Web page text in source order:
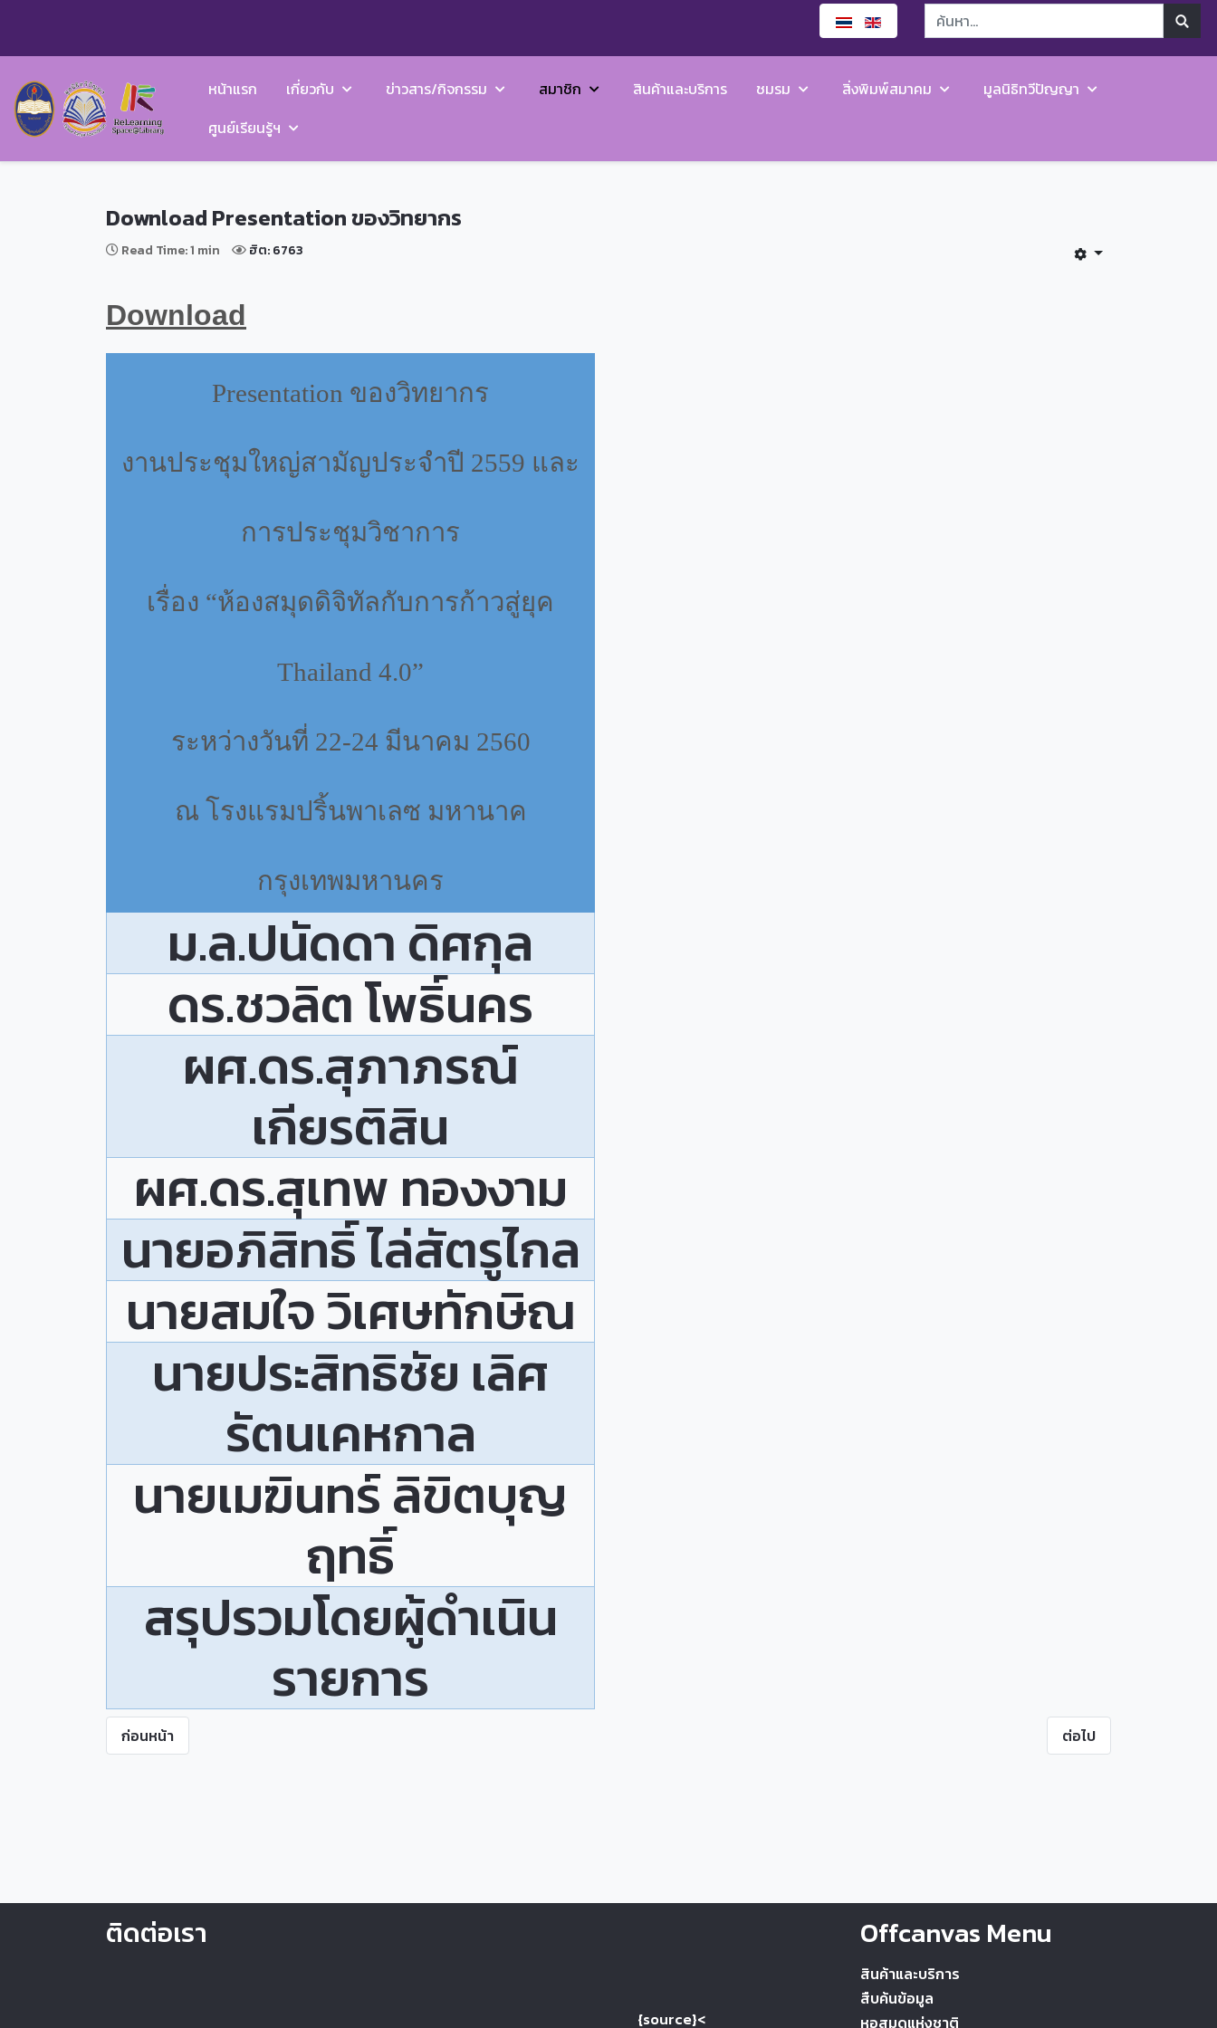
หน้าแรก เกี่ยวกับ ข่าวสาร/กิจกรรม สมาชิก สินค้าและบริการ ชมรม สิ่งพิมพ์สมาคม
มูลนิธิทวีปัญญา
ศูนย์เรียนรู้ฯ
Download Presentation ของวิทยากร
Read Time: 1 min ฮิต: 6763
Download
Presentation ของวิทยากร
งานประชุมใหญ่สามัญประจำปี 2559 และ
การประชุมวิชาการ
เรื่อง “ห้องสมุดดิจิทัลกับการก้าวสู่ยุค
Thailand 4.0”
ระหว่างวันที่ 22-24 มีนาคม 2560
ณ โรงแรมปริ้นพาเลซ มหานาค
กรุงเทพมหานคร
ม.ล.ปนัดดา ดิศกุล
ดร.ชวลิต โพธิ์นคร
ผศ.ดร.สุภาภรณ์
เกียรติสิน
ผศ.ดร.สุเทพ ทองงาม
นายอภิสิทธิ์ ไล่สัตรูไกล
นายสมใจ วิเศษทักษิณ
นายประสิทธิชัย เลิศ
รัตนเคหกาล
นายเมฆินทร์ ลิขิตบุญ
ฤทธิ์
สรุปรวมโดยผู้ดำเนิน
รายการ
ก่อนหน้า ต่อไป
ติดต่อเรา
{source}<
Offcanvas Menu
สินค้าและบริการ
สืบค้นข้อมูล
หอสมุดแห่งชาติ